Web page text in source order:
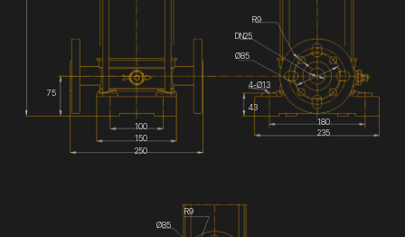
DN25
75
100
150
250
180
235
43
4-Ø13
Ø85
R9
R9
Ø85